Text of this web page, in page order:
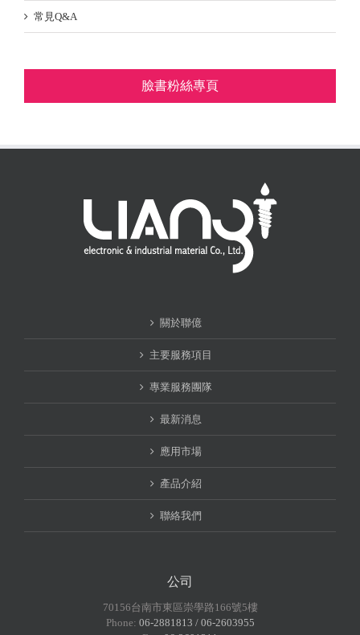
常見Q&A
臉書粉絲專頁
關於聯億
主要服務項目
專業服務團隊
最新消息
應用市場
產品介紹
聯絡我們
公司
70156台南市東區崇學路166號5樓
Phone: 06-2881813 / 06-2603955